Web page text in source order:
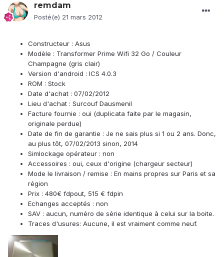
remdam
Posté(e) 21 mars 2012
Constructeur : Asus
Modèle : Transformer Prime Wifi 32 Go / Couleur
Champagne (gris clair)
Version d'android : ICS 4.0.3
ROM : Stock
Date d'achat : 07/02/2012
Lieu d'achat : Surcouf Dausmenil
Facture fournie : oui (duplicata faite par le magasin,
originale perdue)
Date de fin de garantie : Je ne sais plus si 1 ou 2 ans. Donc,
au plus tôt, 07/02/2013 sinon, 2014
Simlockage opérateur : non
Accessoires : oui, ceux d'origine (chargeur secteur)
Mode le livraison / remise : En mains propres sur Paris et sa
région
Prix : 480€ fdpout, 515 € fdpin
Echanges acceptés : non
SAV : aucun, numéro de série identique à celui sur la boite.
Traces d'usures: Aucune, il est vraiment comme neuf.